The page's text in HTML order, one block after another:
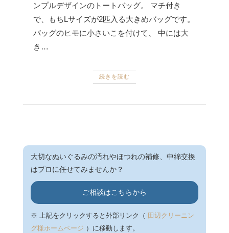
ンプルデザインのトートバッグ。 マチ付き
で、もちLサイズが2匹入る大きめバッグです。
バッグのヒモに小さいこを付けて、 中には大
き…
続きを読む
大切なぬいぐるみの汚れやほつれの補修、中綿交換
はプロに任せてみませんか？
ご相談はこちらから
※ 上記をクリックすると外部リンク（ 田辺クリーニン
グ様ホームページ ）に移動します。